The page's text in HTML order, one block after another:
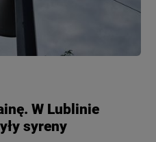
W Lublinie
syreny